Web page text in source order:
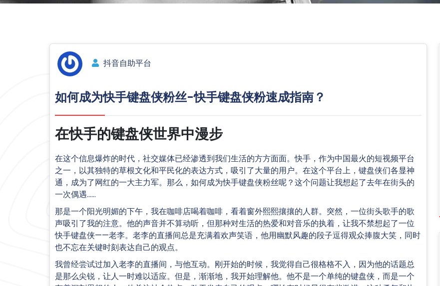
抖音自助平台
如何成为快手键盘侠粉丝-快手键盘侠粉速成指南？
在快手的键盘侠世界中漫步
在这个信息爆炸的时代，社交媒体已经渗透到我们生活的方方面面。快手，作为中国最火的短视频平台
之一，以其独特的草根文化和平民化的表达方式，吸引了大量的用户。在这个平台上，键盘侠们各显神
通，成为了网红的一大主力军。那么，如何成为快手键盘侠粉丝呢？这个问题让我想起了去年在街头的
一次偶遇……
那是一个阳光明媚的下午，我在咖啡店喝着咖啡，看着窗外熙熙攘攘的人群。突然，一位街头歌手的歌
声吸引了我的注意。他的声音并不算动听，但那种对生活的热爱和对音乐的执着，让我不禁想起了一位
快手键盘侠——老李。老李的直播间总是充满着欢声笑语，他用幽默风趣的段子逗得观众捧腹大笑，同时
也不忘在关键时刻表达自己的观点。
我曾经尝试过加入老李的直播间，与他互动。刚开始的时候，我觉得自己很格格不入，因为他的话题总
是那么尖锐，让人一时难以适应。但是，渐渐地，我开始理解他。他不是一个单纯的键盘侠，而是一个